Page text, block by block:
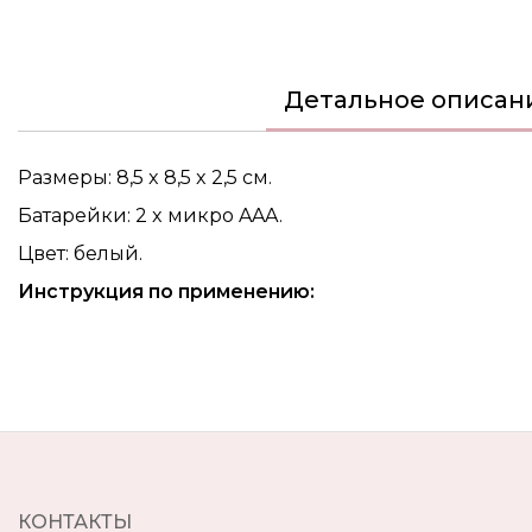
Детальное
Размеры: 8,5 x 8,5 x 2,5 см.
Батарейки: 2 x микро AAA.
Цвет: белый.
Инструкция по применению:
КОНТАКТЫ